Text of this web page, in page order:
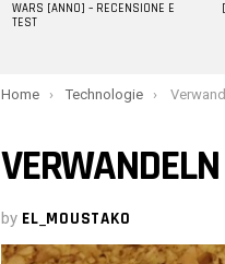
WARS [ANNO] – RECENSIONE E
TEST
You are here:
Home Technologie
by EL_MOUSTAKO